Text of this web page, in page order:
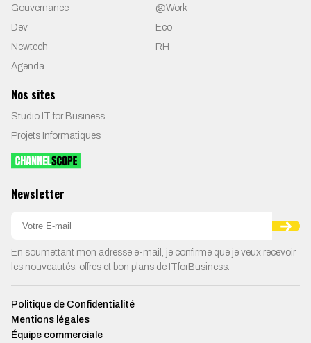
Gouvernance
@Work
Dev
Eco
Newtech
RH
Agenda
Nos sites
Studio IT for Business
Projets Informatiques
Newsletter
En soumettant mon adresse e-mail, je confirme que je veux recevoir
les nouveautés, offres et bon plans de ITforBusiness.
Politique de Confidentialité
Mentions légales
Équipe commerciale